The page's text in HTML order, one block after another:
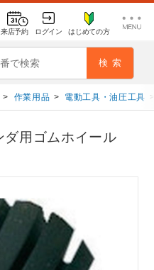
来店予約 ログイン はじめての方
> 作業用品 > 電動工具・油圧工具
用ゴムホイール